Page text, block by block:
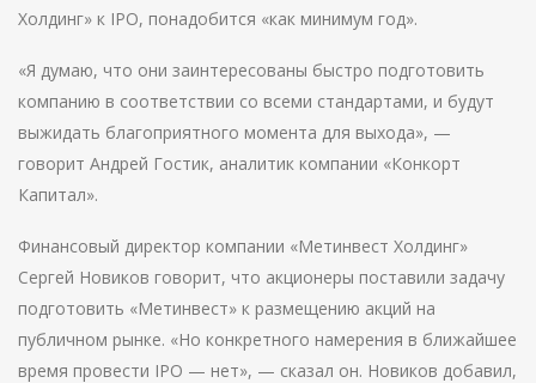
Холдинг» к IPO, понадобится «как минимум год».
«Я думаю, что они заинтересованы быстро подготовить
компанию в соответствии со всеми стандартами, и будут
выжидать благоприятного момента для выхода», —
говорит Андрей Гостик, аналитик компании «Конкорт
Капитал».
Финансовый директор компании «Метинвест Холдинг»
Сергей Новиков говорит, что акционеры поставили задачу
подготовить «Метинвест» к размещению акций на
публичном рынке. «Но конкретного намерения в ближайшее
время провести IPO — нет», — сказал он. Новиков добавил,